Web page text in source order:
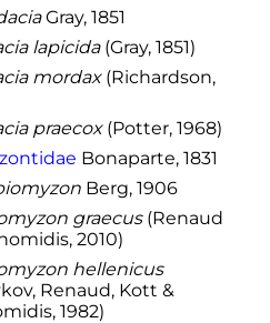
Gray, 1851
lapicida(Gray, 1851)
mordax(Richardson,
praecox(Potter, 1968)
Bonaparte, 1831
Berg, 1906
graecus(Renaud
2010)
hellenicus
Renaud, Kott &
1982)